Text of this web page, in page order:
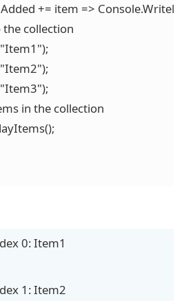
+= item =>
the collection
in the collection
0: Item1
1: Item2